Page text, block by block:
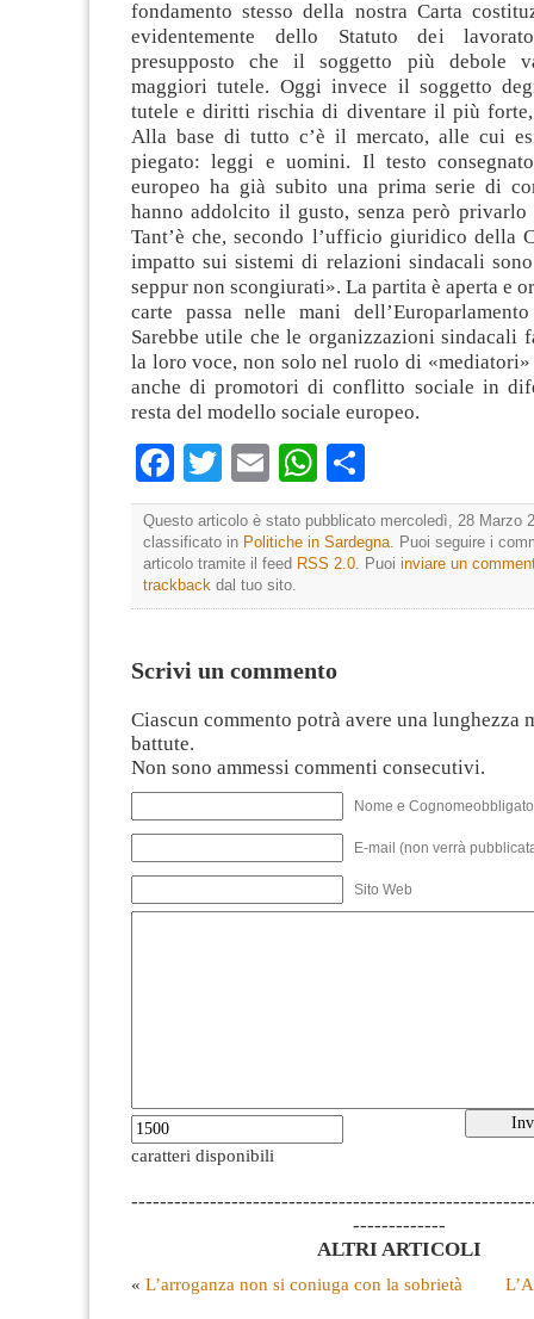
fondamento stesso della nostra Carta
evidentemente dello Statuto dei
presupposto che il soggetto più debole
maggiori tutele. Oggi invece il soggetto
tutele e diritti rischia di diventare il più forte,
Alla base di tutto c’è il mercato, alle cui
piegato: leggi e uomini. Il testo
europeo ha già subito una prima serie di
hanno addolcito il gusto, senza però privarlo
Tant’è che, secondo l’ufficio giuridico della
impatto sui sistemi di relazioni sindacali
seppur non scongiurati». La partita è aperta e
carte passa nelle mani
Sarebbe utile che le organizzazioni sindacali
la loro voce, non solo nel ruolo di
anche di promotori di conflitto sociale in
resta del modello sociale europeo.
Facebook
TwitterEmailWhatsApp
Questo articolo è stato pubblicato mercoledì, 28 Marzo
classificato in Politiche in Sardegna. Puoi seguire i
articolo tramite il feed RSS 2.0. Puoi inviare un
trackback dal tuo sito.
Scrivi un commento
Ciascun commento potrà avere una lunghezza
battute.
Non sono ammessi commenti consecutivi.
Nome e
E-mail (non verrà
Sito Web
caratteri disponibili
-------------
ALTRI ARTICOLI
« L’arroganza non si coniuga con la sobrietà